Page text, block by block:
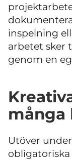
inspelning
arbetet sker
genom en
många
Utöver